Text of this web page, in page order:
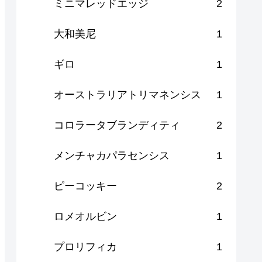
ミニマレッドエッジ 2
大和美尼 1
ギロ 1
オーストラリアトリマネンシス 1
コロラータブランディティ 2
メンチャカパラセンシス 1
ピーコッキー 2
ロメオルビン 1
プロリフィカ 1